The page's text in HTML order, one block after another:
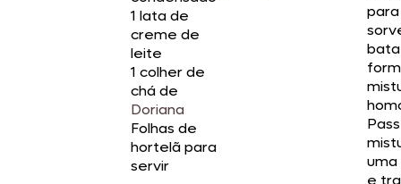
1 lata de
creme de
leite
1 colher de
chá de
Doriana
Folhas de
hortelã para
servir
e